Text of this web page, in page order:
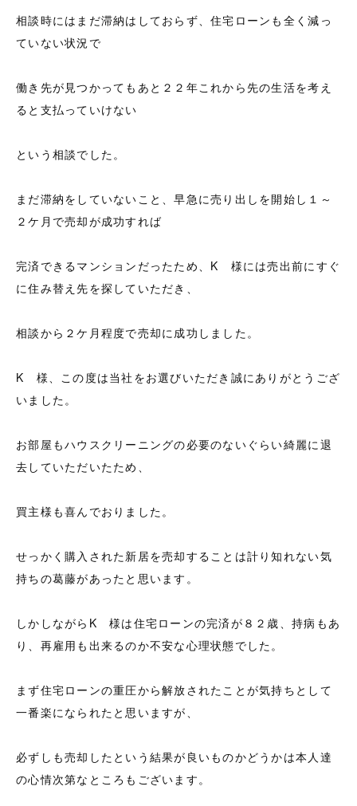
相談時にはまだ滞納はしておらず、住宅ローンも全く減っ
ていない状況で
働き先が見つかってもあと２２年これから先の生活を考え
ると支払っていけない
という相談でした。
まだ滞納をしていないこと、早急に売り出しを開始し１～
２ケ月で売却が成功すれば
完済できるマンションだったため、K 様には売出前にすぐ
に住み替え先を探していただき、
相談から２ケ月程度で売却に成功しました。
K 様、この度は当社をお選びいただき誠にありがとうござ
いました。
お部屋もハウスクリーニングの必要のないぐらい綺麗に退
去していただいたため、
買主様も喜んでおりました。
せっかく購入された新居を売却することは計り知れない気
持ちの葛藤があったと思います。
しかしながらK 様は住宅ローンの完済が８２歳、持病もあ
り、再雇用も出来るのか不安な心理状態でした。
まず住宅ローンの重圧から解放されたことが気持ちとして
一番楽になられたと思いますが、
必ずしも売却したという結果が良いものかどうかは本人達
の心情次第なところもございます。